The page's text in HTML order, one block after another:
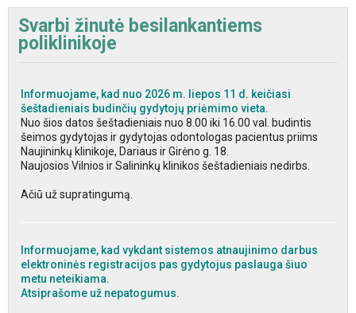
Svarbi žinutė besilankantiems
poliklinikoje
Informuojame, kad nuo 2026 m. liepos 11 d. keičiasi
šeštadieniais budinčių gydytojų priėmimo vieta.
Nuo šios datos šeštadieniais nuo 8.00 iki 16.00 val. budintis
šeimos gydytojas ir gydytojas odontologas pacientus priims
Naujininkų klinikoje, Dariaus ir Girėno g. 18.
Naujosios Vilnios ir Salininkų klinikos šeštadieniais nedirbs.
Ačiū už supratingumą.
Informuojame, kad vykdant sistemos atnaujinimo darbus
elektroninės registracijos pas gydytojus paslauga šiuo
metu neteikiama.
Atsiprašome už nepatogumus.